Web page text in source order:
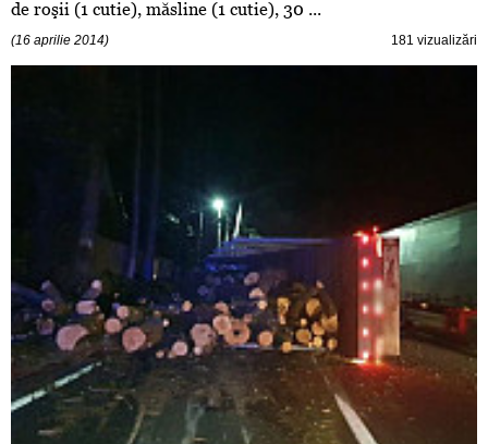
de roşii (1 cutie), măsline (1 cutie), 30 ...
(16 aprilie 2014) 181 vizualizări